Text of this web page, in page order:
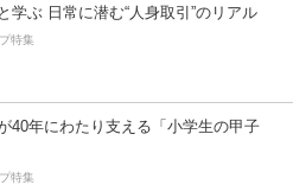
学ぶ 日常に潜む“人身取引”のリアル
特集
40年にわたり支える「小学生の甲子
特集